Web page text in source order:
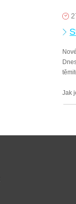
Jak